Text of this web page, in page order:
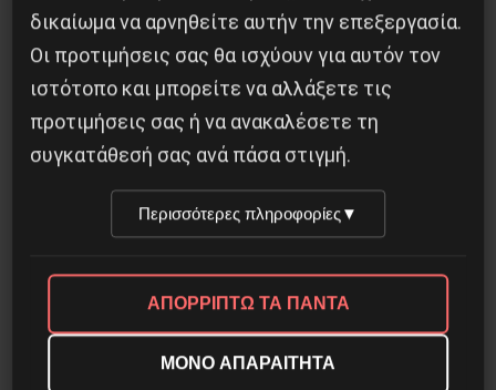
Besa, το νέο πολιτικό μανιφέστο του Ράμα
5 Αυγούστου 2026
δικαίωμα να αρνηθείτε αυτήν την επεξεργασία.
Οι προτιμήσεις σας θα ισχύουν για αυτόν τον
ιστότοπο και μπορείτε να αλλάξετε τις
προτιμήσεις σας ή να ανακαλέσετε τη
συγκατάθεσή σας ανά πάσα στιγμή.
Περισσότερες πληροφορίες▼
ΑΠΟΡΡΙΠΤΩ ΤΑ ΠΑΝΤΑ
ΜΟΝΟ ΑΠΑΡΑΙΤΗΤΑ